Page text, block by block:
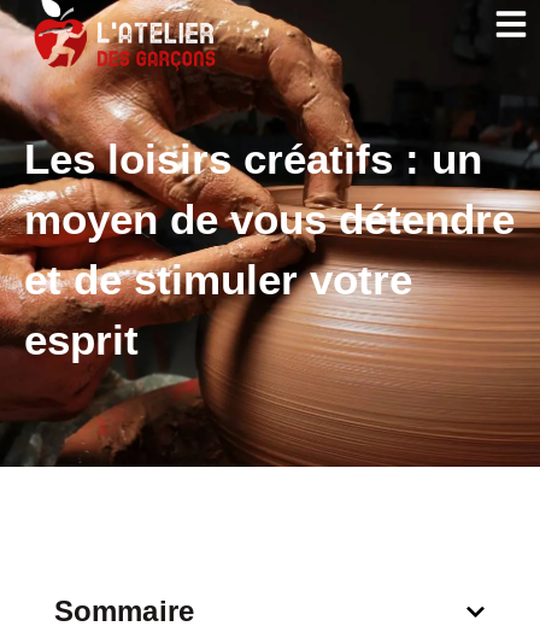
Les loisirs créatifs : un
moyen de vous détendre
et de stimuler votre
esprit
Sommaire